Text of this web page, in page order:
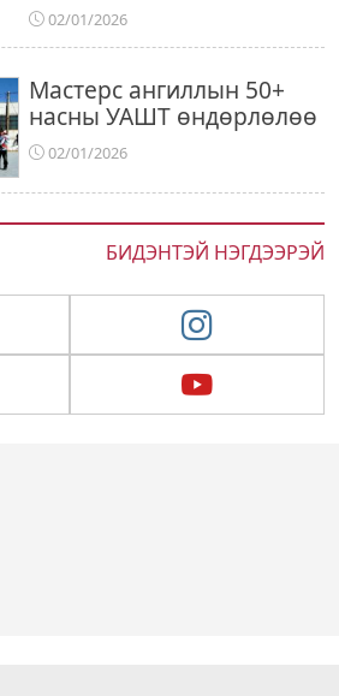
02/01/2026
Мастерс ангиллын 50+
насны УАШТ өндөрлөлөө
02/01/2026
БИДЭНТЭЙ НЭГДЭЭРЭЙ